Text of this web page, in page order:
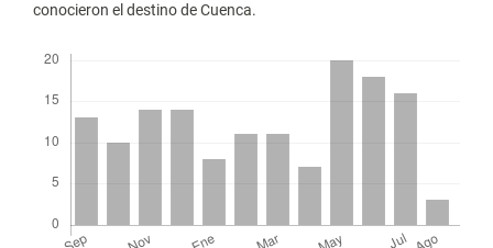
conocieron el destino de Cuenca.